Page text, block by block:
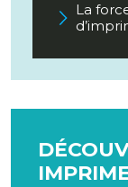
La